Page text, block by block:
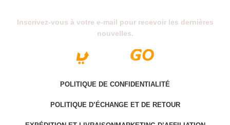
Inscrivez-vous à votre e-mail pour recevoir les dernières
nouvelles.
POLITIQUE DE CONFIDENTIALITÉ
POLITIQUE D’ÉCHANGE ET DE RETOUR